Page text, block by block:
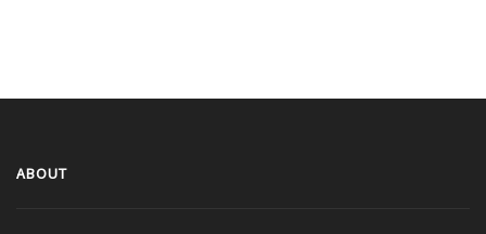
ABOUT